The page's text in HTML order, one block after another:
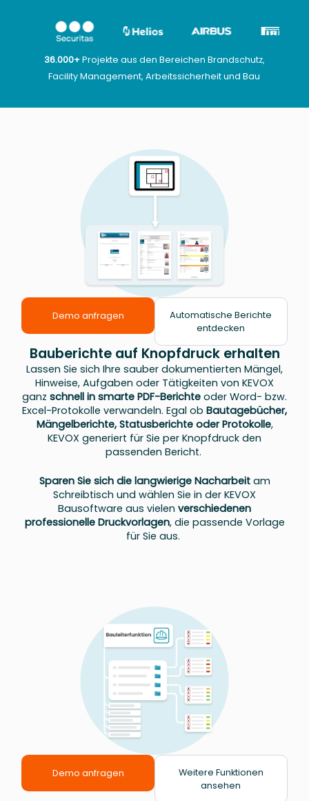
36.000+Projekte aus den Bereichen Brandschutz,
Facility Management, Arbeitssicherheit und Bau
Bauberichte auf Knopfdruck erhalten
Lassen Sie sich Ihre sauber dokumentierten Mängel,
Hinweise, Aufgaben oder Tätigkeiten von KEVOX
ganz schnell in smarte PDF-Berichte oder Word- bzw.
Excel-Protokolle verwandeln. Egal ob Bautagebücher,
Mängelberichte, Statusberichte oder Protokolle,
KEVOX generiert für Sie per Knopfdruck den
passenden Bericht.
Sparen Sie sich die langwierige Nacharbeitam
Schreibtisch und wählen Sie in der KEVOX
Bausoftware aus vielen verschiedenen
professionelle Druckvorlagen, die passende Vorlage
für Sie aus.
Demo anfragen
Automatische Berichte
entdecken
Demo anfragen
Weitere Funktionen
ansehen